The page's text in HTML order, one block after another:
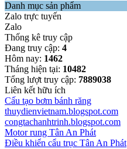
Danh mục sản phẩm
Zalo trực tuyến
Zalo
Thống kê truy cập
Đang truy cập: 4
Hôm nay: 1462
Tháng hiện tại: 10482
Tổng lượt truy cập: 7889038
Liên kết hữu ích
Cấu tạo bơm bánh răng
thuydienvietnam.blogspot.com
congtachanhtrinh.blogspot.com
Motor rung Tân An Phát
Điều khiển cẩu trục Tân An Phát